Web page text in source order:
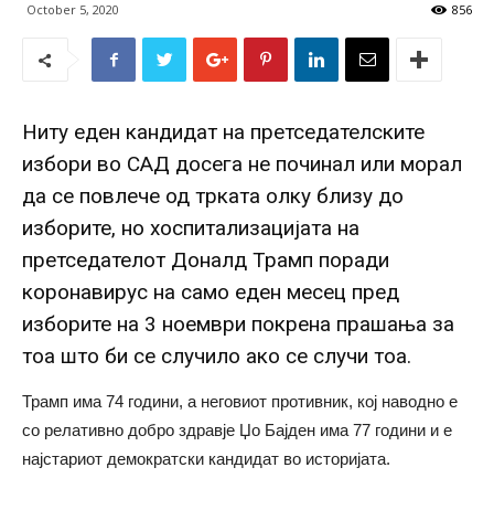
October 5, 2020 856
Ниту еден кандидат на претседателските
избори во САД досега не починал или морал
да се повлече од трката олку близу до
изборите, но хоспитализацијата на
претседателот Доналд Трамп поради
коронавирус на само еден месец пред
изборите на 3 ноември покрена прашања за
тоа што би се случило ако се случи тоа.
Трамп има 74 години, а неговиот противник, кој наводно е
со релативно добро здравје Џо Бајден има 77 години и е
најстариот демократски кандидат во историјата.